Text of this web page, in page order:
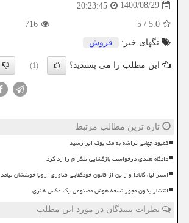
1400/08/29
20:23:45
5.0
/
5
716
تگهای خبر:
فروش
این مطلب را می پسندید؟ (1)
تازه ترین مطالب مرتبط
کمبود جهانی تراشه به مک بوک ایر رسید
دادگاه هندی درخواست بازگشایی تلگرام را رد کرد
استرالیا، کانادا و ژاپن از قانون خودکفایی فناوری اروپا خوششان نیامد
انتشار بدون مجوز نسخه هوش مصنوعی یک عکس هنری
نظرات بینندگان در مورد این مطلب